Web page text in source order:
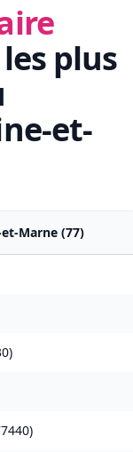
plus
et-
et-Marne (77)
)
)